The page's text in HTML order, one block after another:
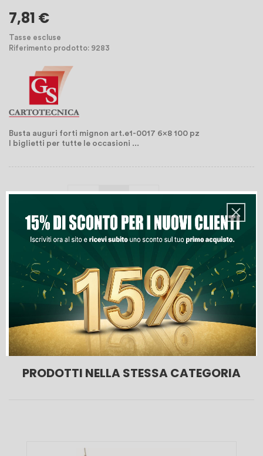
7,81 €
Tasse escluse
Riferimento prodotto: 9283
Busta auguri forti mignon art.e1-0017 6x8 100 pz
I biglietti per tutte le occasioni ...
Aggiungi Al Carrello
Lista Dei Desideri
PRODOTTI NELLA STESSA CATEGORIA